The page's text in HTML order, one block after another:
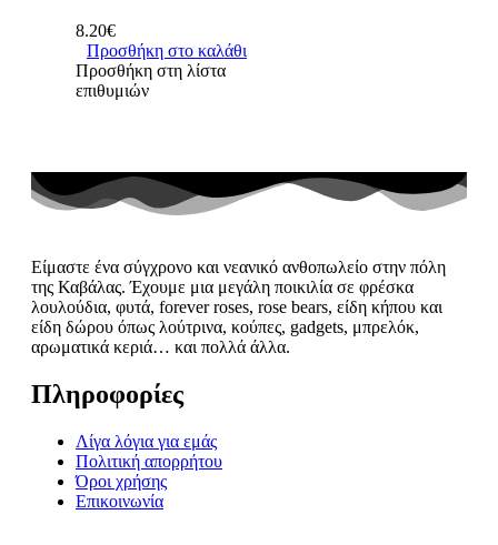
8.20€
Προσθήκη στο καλάθι
Προσθήκη στη λίστα
επιθυμιών
Είμαστε ένα σύγχρονο και νεανικό ανθοπωλείο στην πόλη
της Καβάλας. Έχουμε μια μεγάλη ποικιλία σε φρέσκα
λουλούδια, φυτά, forever roses, rose bears, είδη κήπου και
είδη δώρου όπως λούτρινα, κούπες, gadgets, μπρελόκ,
αρωματικά κεριά… και πολλά άλλα.
Πληροφορίες
Λίγα λόγια για εμάς
Πολιτική απορρήτου
Όροι χρήσης
Επικοινωνία